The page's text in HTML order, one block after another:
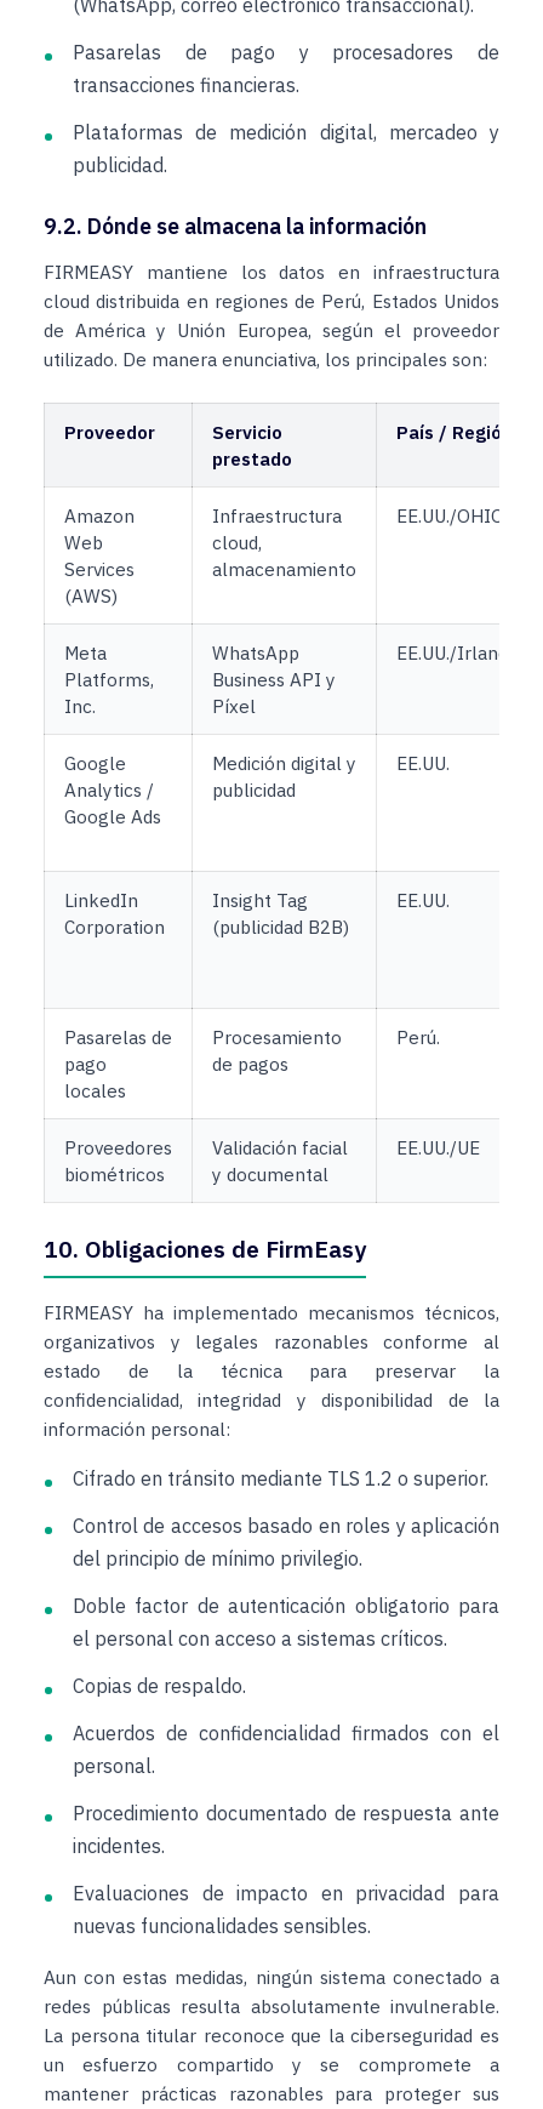
(WhatsApp, correo electrónico transaccional).
Pasarelas de pago y procesadores de
transacciones financieras.
Plataformas de medición digital, mercadeo y
publicidad.
9.2. Dónde se almacena la información
FIRMEASY mantiene los datos en infraestructura
cloud distribuida en regiones de Perú, Estados Unidos
de América y Unión Europea, según el proveedor
utilizado. De manera enunciativa, los principales son:
Proveedor
Servicio
prestado
País / Región
Amazon
Web
Services
(AWS)
Infraestructura
cloud,
almacenamiento
EE.UU./OHIO
Meta
Platforms,
Inc.
WhatsApp
Business API y
Píxel
EE.UU./Irlanda
Google
Analytics /
Google Ads
Medición digital y
publicidad
EE.UU.
LinkedIn
Corporation
Insight Tag
(publicidad B2B)
EE.UU.
Pasarelas de
pago
locales
Procesamiento
de pagos
Perú.
Proveedores
biométricos
Validación facial
y documental
EE.UU./UE
10. Obligaciones de FirmEasy
FIRMEASY ha implementado mecanismos técnicos,
organizativos y legales razonables conforme al
estado de la técnica para preservar la
confidencialidad, integridad y disponibilidad de la
información personal:
Cifrado en tránsito mediante TLS 1.2 o superior.
Control de accesos basado en roles y aplicación
del principio de mínimo privilegio.
Doble factor de autenticación obligatorio para
el personal con acceso a sistemas críticos.
Copias de respaldo.
Acuerdos de confidencialidad firmados con el
personal.
Procedimiento documentado de respuesta ante
incidentes.
Evaluaciones de impacto en privacidad para
nuevas funcionalidades sensibles.
Aun con estas medidas, ningún sistema conectado a
redes públicas resulta absolutamente invulnerable.
La persona titular reconoce que la ciberseguridad es
un esfuerzo compartido y se compromete a
mantener prácticas razonables para proteger sus